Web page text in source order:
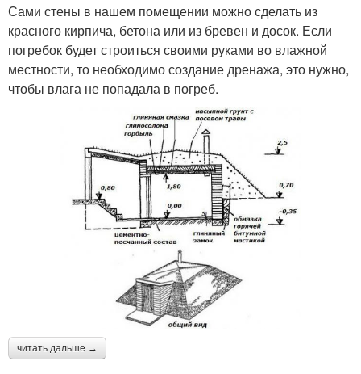
Сами стены в нашем помещении можно сделать из
красного кирпича, бетона или из бревен и досок. Если
погребок будет строиться своими руками во влажной
местности, то необходимо создание дренажа, это нужно,
чтобы влага не попадала в погреб.
читать дальше →